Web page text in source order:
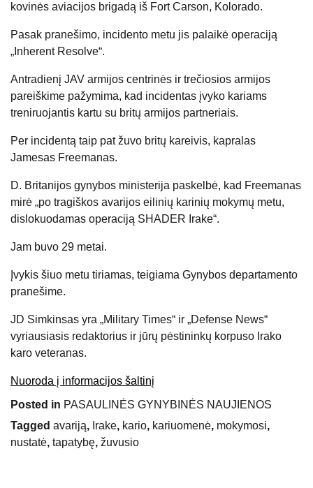
kovinės aviacijos brigadą iš Fort Carson, Kolorado.
Pasak pranešimo, incidento metu jis palaikė operaciją
„Inherent Resolve“.
Antradienį JAV armijos centrinės ir trečiosios armijos
pareiškime pažymima, kad incidentas įvyko kariams
treniruojantis kartu su britų armijos partneriais.
Per incidentą taip pat žuvo britų kareivis, kapralas
Jamesas Freemanas.
D. Britanijos gynybos ministerija paskelbė, kad Freemanas
mirė „po tragiškos avarijos eilinių karinių mokymų metu,
dislokuodamas operaciją SHADER Irake“.
Jam buvo 29 metai.
Įvykis šiuo metu tiriamas, teigiama Gynybos departamento
pranešime.
JD Simkinsas yra „Military Times“ ir „Defense News“
vyriausiasis redaktorius ir jūrų pėstininkų korpuso Irako
karo veteranas.
Nuoroda į informacijos šaltinį
Posted in PASAULINĖS GYNYBINĖS NAUJIENOS
Tagged avariją, Irake, kario, kariuomenė, mokymosi,
nustatė, tapatybę, žuvusio